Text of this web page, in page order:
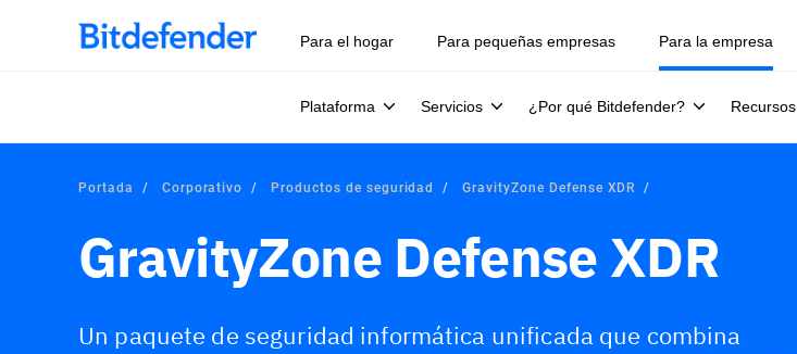
Para el hogar Para pequeñas empresas Para la empresa
Plataforma Servicios ¿Por qué Bitdefender? Recursos
Portada Corporativo Productos de seguridad GravityZone Defense XDR
GravityZone Defense XDR
Un paquete de seguridad informática unificada que combina